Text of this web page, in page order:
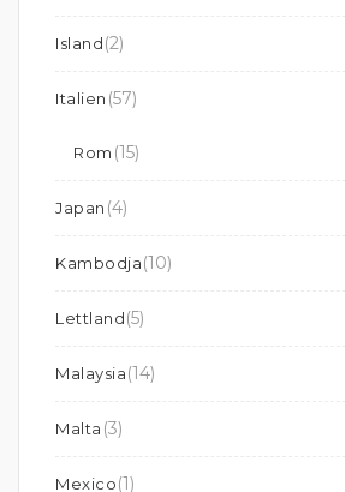
Island(2)
Italien (57)
Rom (15)
Japan (4)
Kambodja(10)
Lettland(5)
Malaysia(14)
Malta (3)
Mexico(1)